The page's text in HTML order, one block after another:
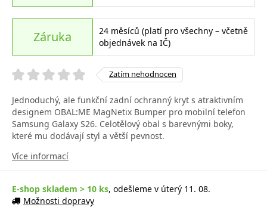
Záruka
24 měsíců (platí pro všechny – včetně
objednávek na IČ)
Zatím nehodnocen
Jednoduchý, ale funkční zadní ochranný kryt s atraktivním
designem OBAL:ME MagNetix Bumper pro mobilní telefon
Samsung Galaxy S26. Celotělový obal s barevnými boky,
které mu dodávají styl a větší pevnost.
Více informací
E-shop skladem > 10 ks, odešleme v úterý 11. 08.
Možnosti dopravy